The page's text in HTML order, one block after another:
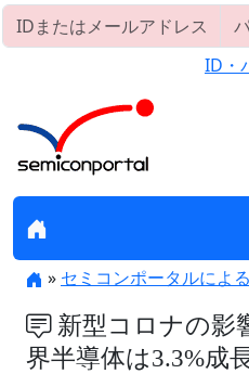
ID・
» セミコンポータルによ
新型コロナの影
界半導体は3.3%成